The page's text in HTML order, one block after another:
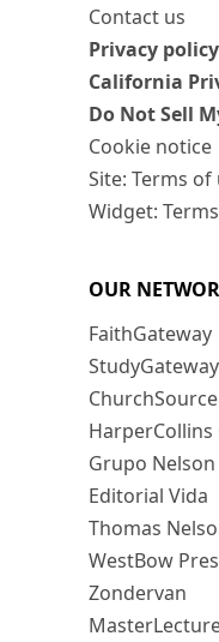
Contact us
Privacy policy
California
Do Not Sell
Cookie notice
Site: Terms of
Widget:
OUR
FaithGateway
StudyGateway
ChurchSource
Grupo Nelson
Editorial Vida
Thomas
WestBow
Zondervan